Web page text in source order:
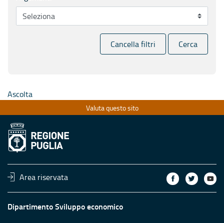
Cancella filtri Cerca
Ascolta
Valuta questo sito
Area riservata
Dipartimento Sviluppo economico